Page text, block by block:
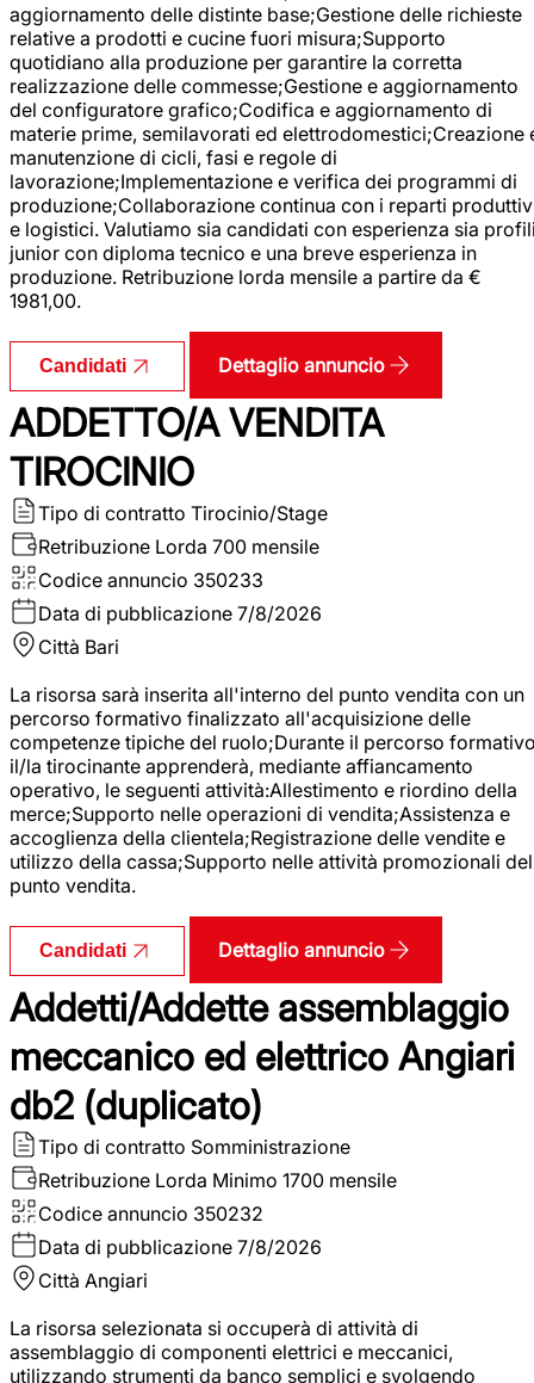
aggiornamento delle distinte base;Gestione delle richieste
relative a prodotti e cucine fuori misura;Supporto
quotidiano alla produzione per garantire la corretta
realizzazione delle commesse;Gestione e aggiornamento
del configuratore grafico;Codifica e aggiornamento di
materie prime, semilavorati ed elettrodomestici;Creazione
manutenzione di cicli, fasi e regole di
lavorazione;Implementazione e verifica dei programmi di
produzione;Collaborazione continua con i reparti
e logistici. Valutiamo sia candidati con esperienza sia
junior con diploma tecnico e una breve esperienza in
produzione. Retribuzione lorda mensile a partire da €
1981,00.
Candidati Dettaglio annuncio
ADDETTO/A VENDITA
TIROCINIO
Tipo di contratto Tirocinio/Stage
Retribuzione Lorda 700 mensile
Codice annuncio 350233
Data di pubblicazione 7/8/2026
Città Bari
La risorsa sarà inserita all'interno del punto vendita con un
percorso formativo finalizzato all'acquisizione delle
competenze tipiche del ruolo;Durante il percorso
il/la tirocinante apprenderà, mediante affiancamento
operativo, le seguenti attività:Allestimento e riordino della
merce;Supporto nelle operazioni di vendita;Assistenza e
accoglienza della clientela;Registrazione delle vendite e
utilizzo della cassa;Supporto nelle attività promozionali del
punto vendita.
Candidati Dettaglio annuncio
Addetti/Addette assemblaggio
meccanico ed elettrico Angiari
db2 (duplicato)
Tipo di contratto Somministrazione
Retribuzione Lorda Minimo 1700 mensile
Codice annuncio 350232
Data di pubblicazione 7/8/2026
Città Angiari
La risorsa selezionata si occuperà di attività di
assemblaggio di componenti elettrici e meccanici,
utilizzando strumenti da banco semplici e svolgendo